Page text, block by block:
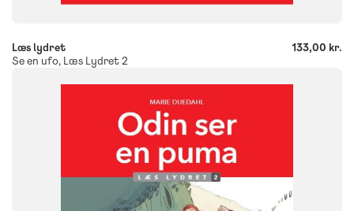
Læs lydret
Se en ufo, Læs Lydret 2
133,00 kr.
2. klasse 3. klasse